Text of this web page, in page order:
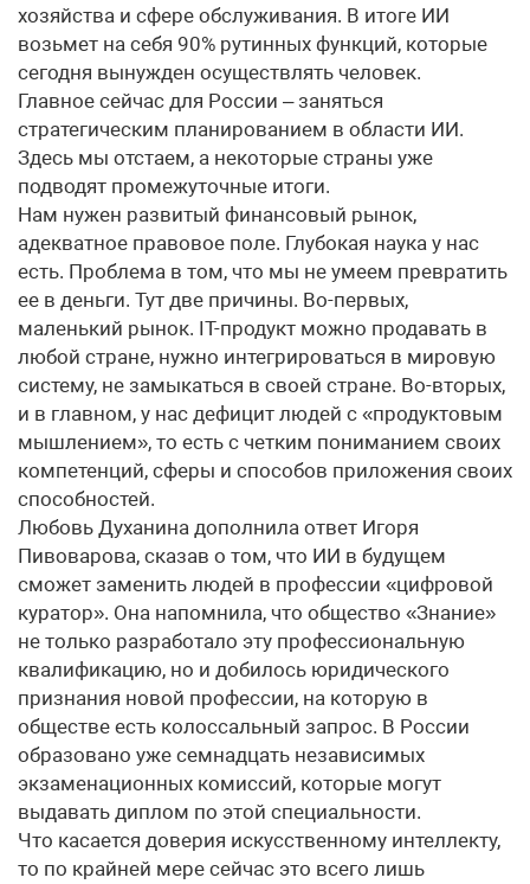
хозяйства и сфере обслуживания. В итоге ИИ
возьмет на себя 90% рутинных функций, которые
сегодня вынужден осуществлять человек.
Главное сейчас для России – заняться
стратегическим планированием в области ИИ.
Здесь мы отстаем, а некоторые страны уже
подводят промежуточные итоги.
Нам нужен развитый финансовый рынок,
адекватное правовое поле. Глубокая наука у нас
есть. Проблема в том, что мы не умеем превратить
ее в деньги. Тут две причины. Во-первых,
маленький рынок. IT-продукт можно продавать в
любой стране, нужно интегрироваться в мировую
систему, не замыкаться в своей стране. Во-вторых,
и в главном, у нас дефицит людей с «продуктовым
мышлением», то есть с четким пониманием своих
компетенций, сферы и способов приложения своих
способностей.
Любовь Духанина дополнила ответ Игоря
Пивоварова, сказав о том, что ИИ в будущем
сможет заменить людей в профессии «цифровой
куратор». Она напомнила, что общество «Знание»
не только разработало эту профессиональную
квалификацию, но и добилось юридического
признания новой профессии, на которую в
обществе есть колоссальный запрос. В России
образовано уже семнадцать независимых
экзаменационных комиссий, которые могут
выдавать диплом по этой специальности.
Что касается доверия искусственному интеллекту,
то по крайней мере сейчас это всего лишь